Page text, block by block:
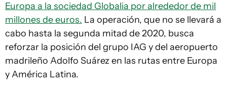
Europa a la sociedad Globalia por alrededor de mil
millones de euros. La operación, que no se llevará a
cabo hasta la segunda mitad de 2020, busca
reforzar la posición del grupo IAG y del aeropuerto
madrileño Adolfo Suárez en las rutas entre Europa
y América Latina.